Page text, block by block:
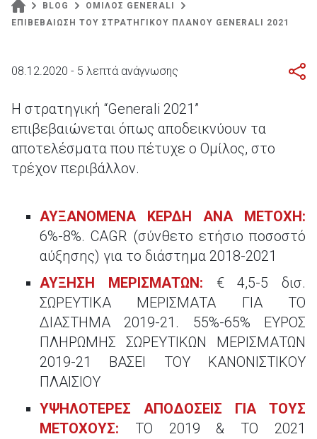
BLOG
ΟΜΙΛΟΣ GENERALI
ΕΠΙΒΕΒΑΙΩΣΗ ΤΟΥ ΣΤΡΑΤΗΓΙΚΟΥ ΠΛΑΝΟΥ GENERALI 2021
08.12.2020 - 5 λεπτά ανάγνωσης
Η στρατηγική “Generali 2021”
επιβεβαιώνεται όπως αποδεικνύουν τα
αποτελέσματα που πέτυχε ο Ομίλος, στο
τρέχον περιβάλλον.
ΑΥΞΑΝΟΜΕΝΑ ΚΕΡΔΗ ΑΝΑ ΜΕΤΟΧΗ:
6%-8%. CAGR (σύνθετο ετήσιο ποσοστό
αύξησης) για το διάστημα 2018-2021
ΑΥΞΗΣΗ ΜΕΡΙΣΜΑΤΩΝ: € 4,5-5 δισ.
ΣΩΡΕΥΤΙΚΑ ΜΕΡΙΣΜΑΤΑ ΓΙΑ ΤΟ
ΔΙΑΣΤΗΜΑ 2019-21. 55%-65% ΕΥΡΟΣ
ΠΛΗΡΩΜΗΣ ΣΩΡΕΥΤΙΚΩΝ ΜΕΡΙΣΜΑΤΩΝ
2019-21 ΒΑΣΕΙ ΤΟΥ ΚΑΝΟΝΙΣΤΙΚΟΥ
ΠΛΑΙΣΙΟΥ
ΥΨΗΛΟΤΕΡΕΣ ΑΠΟΔΟΣΕΙΣ ΓΙΑ ΤΟΥΣ
ΜΕΤΟΧΟΥΣ: ΤΟ 2019 & ΤΟ 2021